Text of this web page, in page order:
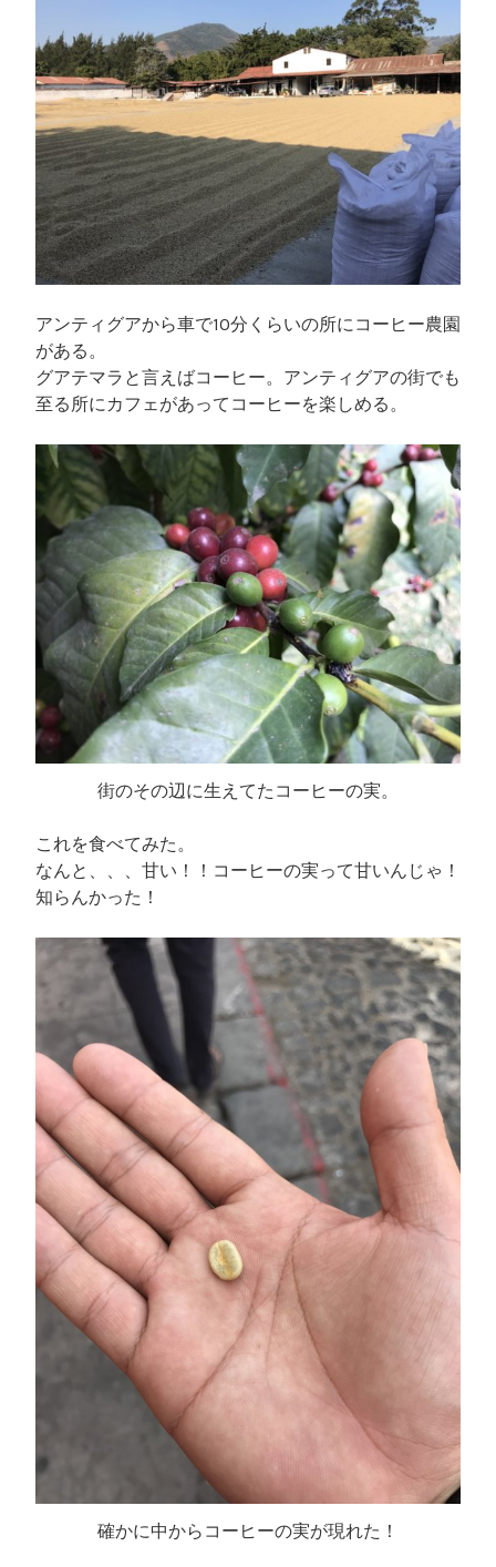
アンティグアから車で10分くらいの所にコーヒー農園
がある。
グアテマラと言えばコーヒー。アンティグアの街でも
至る所にカフェがあってコーヒーを楽しめる。
街のその辺に生えてたコーヒーの実。
これを食べてみた。
なんと、、、甘い！！コーヒーの実って甘いんじゃ！
知らんかった！
確かに中からコーヒーの実が現れた！